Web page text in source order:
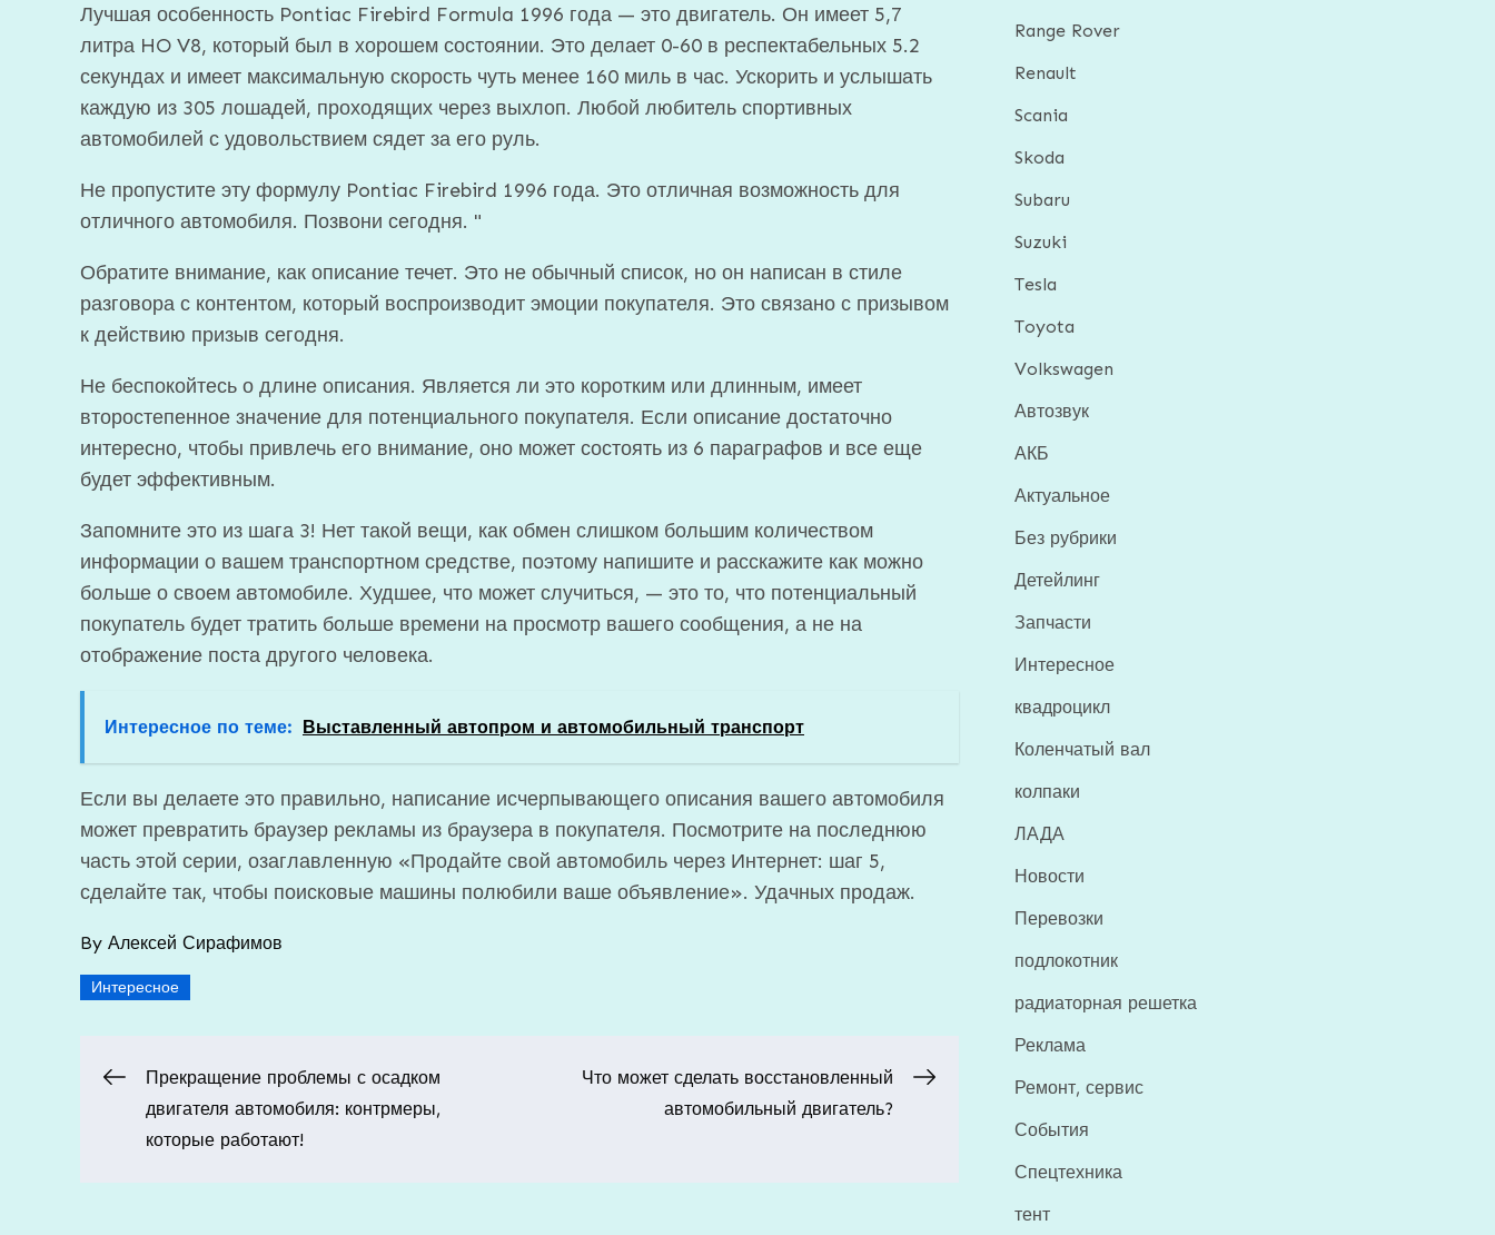
Лучшая особенность Pontiac Firebird Formula 1996 года — это двигатель. Он имеет 5,7
литра HO V8, который был в хорошем состоянии. Это делает 0-60 в респектабельных 5.2
секундах и имеет максимальную скорость чуть менее 160 миль в час. Ускорить и услышать
каждую из 305 лошадей, проходящих через выхлоп. Любой любитель спортивных
автомобилей с удовольствием сядет за его руль.
Не пропустите эту формулу Pontiac Firebird 1996 года. Это отличная возможность для
отличного автомобиля. Позвони сегодня. "
Обратите внимание, как описание течет. Это не обычный список, но он написан в стиле
разговора с контентом, который воспроизводит эмоции покупателя. Это связано с призывом
к действию призыв сегодня.
Не беспокойтесь о длине описания. Является ли это коротким или длинным, имеет
второстепенное значение для потенциального покупателя. Если описание достаточно
интересно, чтобы привлечь его внимание, оно может состоять из 6 параграфов и все еще
будет эффективным.
Запомните это из шага 3! Нет такой вещи, как обмен слишком большим количеством
информации о вашем транспортном средстве, поэтому напишите и расскажите как можно
больше о своем автомобиле. Худшее, что может случиться, — это то, что потенциальный
покупатель будет тратить больше времени на просмотр вашего сообщения, а не на
отображение поста другого человека.
Интересное по теме: Выставленный автопром и автомобильный транспорт
Если вы делаете это правильно, написание исчерпывающего описания вашего автомобиля
может превратить браузер рекламы из браузера в покупателя. Посмотрите на последнюю
часть этой серии, озаглавленную «Продайте свой автомобиль через Интернет: шаг 5,
сделайте так, чтобы поисковые машины полюбили ваше объявление». Удачных продаж.
By Алексей Сирафимов
Интересное
Навигация
по
Прекращение проблемы с осадком
двигателя автомобиля: контрмеры,
которые работают!
Что может сделать восстановленный
автомобильный двигатель?
Range Rover
Renault
Scania
Skoda
Subaru
Suzuki
Tesla
Toyota
Volkswagen
Автозвук
АКБ
Актуальное
Без рубрики
Детейлинг
Запчасти
Интересное
квадроцикл
Коленчатый вал
колпаки
ЛАДА
Новости
Перевозки
подлокотник
радиаторная решетка
Реклама
Ремонт, сервис
События
Спецтехника
тент